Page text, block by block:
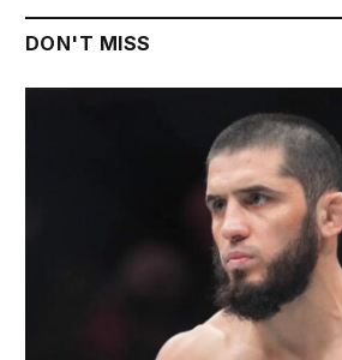
DON'T MISS